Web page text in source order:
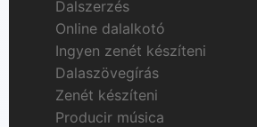
Dalszerzés
Online dalalkotó
Ingyen zenét készíteni
Dalaszövegírás
Zenét készíteni
Producir música